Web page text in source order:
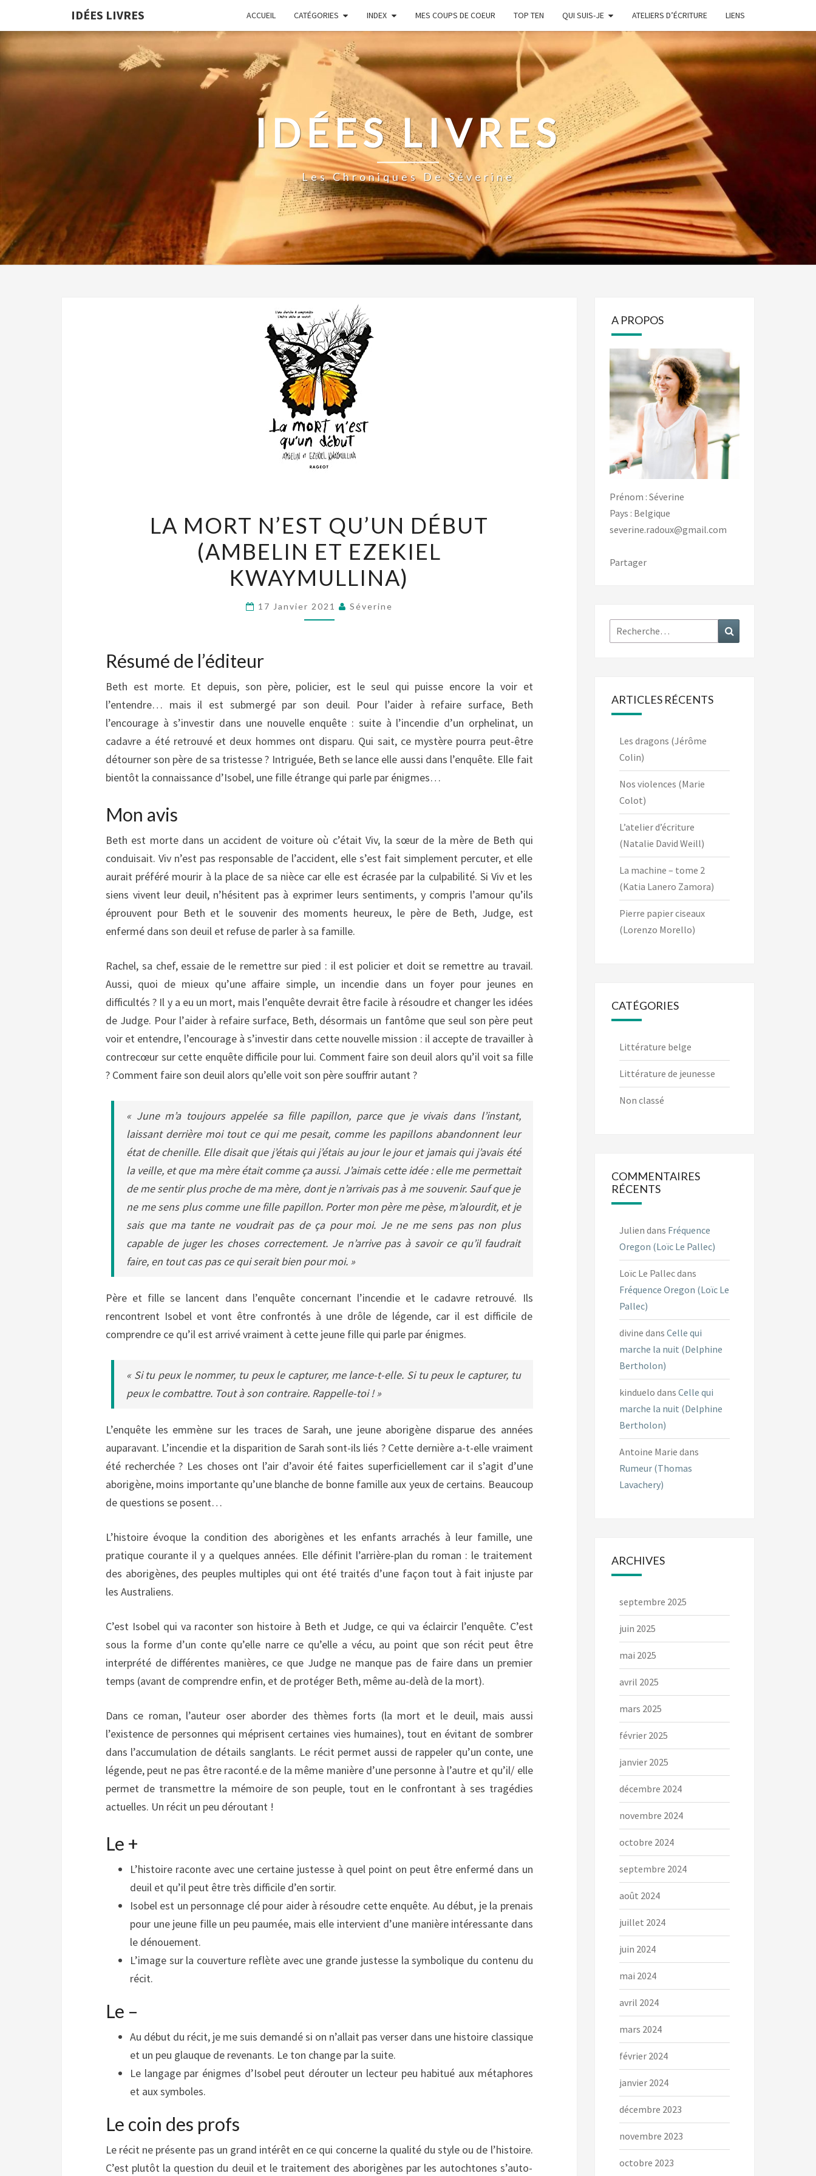
IDÉES LIVRES ACCUEIL CATÉGORIES INDEX MES COUPS DE COEUR TOP TEN QUI SUIS-JE ATELIERS D’ÉCRITURE LIENS
IDÉES LIVRES
Les Chroniques De Séverine
MORT
N’EST
QU’UN
DÉBUT
(AMBELIN
ET
LA MORT N’EST QU’UN DÉBUT
(AMBELIN ET EZEKIEL
KWAYMULLINA)
17 Janvier 2021 Séverine
Résumé de l’éditeur
Beth est morte. Et depuis, son père, policier, est le seul qui puisse encore la voir et
l’entendre… mais il est submergé par son deuil. Pour l’aider à refaire surface, Beth
l’encourage à s’investir dans une nouvelle enquête : suite à l’incendie d’un orphelinat, un
cadavre a été retrouvé et deux hommes ont disparu. Qui sait, ce mystère pourra peut-être
détourner son père de sa tristesse ? Intriguée, Beth se lance elle aussi dans l’enquête. Elle fait
bientôt la connaissance d’Isobel, une fille étrange qui parle par énigmes…
Mon avis
Beth est morte dans un accident de voiture où c’était Viv, la sœur de la mère de Beth qui
conduisait. Viv n’est pas responsable de l’accident, elle s’est fait simplement percuter, et elle
aurait préféré mourir à la place de sa nièce car elle est écrasée par la culpabilité. Si Viv et les
siens vivent leur deuil, n’hésitent pas à exprimer leurs sentiments, y compris l’amour qu’ils
éprouvent pour Beth et le souvenir des moments heureux, le père de Beth, Judge, est
enfermé dans son deuil et refuse de parler à sa famille.
Rachel, sa chef, essaie de le remettre sur pied : il est policier et doit se remettre au travail.
Aussi, quoi de mieux qu’une affaire simple, un incendie dans un foyer pour jeunes en
difficultés ? Il y a eu un mort, mais l’enquête devrait être facile à résoudre et changer les idées
de Judge. Pour l’aider à refaire surface, Beth, désormais un fantôme que seul son père peut
voir et entendre, l’encourage à s’investir dans cette nouvelle mission : il accepte de travailler à
contrecœur sur cette enquête difficile pour lui. Comment faire son deuil alors qu’il voit sa fille
? Comment faire son deuil alors qu’elle voit son père souffrir autant ?
« June m’a toujours appelée sa fille papillon, parce que je vivais dans l’instant,
laissant derrière moi tout ce qui me pesait, comme les papillons abandonnent leur
état de chenille. Elle disait que j’étais qui j’étais au jour le jour et jamais qui j’avais été
la veille, et que ma mère était comme ça aussi. J’aimais cette idée : elle me permettait
de me sentir plus proche de ma mère, dont je n’arrivais pas à me souvenir. Sauf que je
ne me sens plus comme une fille papillon. Porter mon père me pèse, m’alourdit, et je
sais que ma tante ne voudrait pas de ça pour moi. Je ne me sens pas non plus
capable de juger les choses correctement. Je n’arrive pas à savoir ce qu’il faudrait
faire, en tout cas pas ce qui serait bien pour moi. »
Père et fille se lancent dans l’enquête concernant l’incendie et le cadavre retrouvé. Ils
rencontrent Isobel et vont être confrontés à une drôle de légende, car il est difficile de
comprendre ce qu’il est arrivé vraiment à cette jeune fille qui parle par énigmes.
« Si tu peux le nommer, tu peux le capturer, me lance-t-elle. Si tu peux le capturer, tu
peux le combattre. Tout à son contraire. Rappelle-toi ! »
L’enquête les emmène sur les traces de Sarah, une jeune aborigène disparue des années
auparavant. L’incendie et la disparition de Sarah sont-ils liés ? Cette dernière a-t-elle vraiment
été recherchée ? Les choses ont l’air d’avoir été faites superficiellement car il s’agit d’une
aborigène, moins importante qu’une blanche de bonne famille aux yeux de certains. Beaucoup
de questions se posent…
L’histoire évoque la condition des aborigènes et les enfants arrachés à leur famille, une
pratique courante il y a quelques années. Elle définit l’arrière-plan du roman : le traitement
des aborigènes, des peuples multiples qui ont été traités d’une façon tout à fait injuste par
les Australiens.
C’est Isobel qui va raconter son histoire à Beth et Judge, ce qui va éclaircir l’enquête. C’est
sous la forme d’un conte qu’elle narre ce qu’elle a vécu, au point que son récit peut être
interprété de différentes manières, ce que Judge ne manque pas de faire dans un premier
temps (avant de comprendre enfin, et de protéger Beth, même au-delà de la mort).
Dans ce roman, l’auteur oser aborder des thèmes forts (la mort et le deuil, mais aussi
l’existence de personnes qui méprisent certaines vies humaines), tout en évitant de sombrer
dans l’accumulation de détails sanglants. Le récit permet aussi de rappeler qu’un conte, une
légende, peut ne pas être raconté.e de la même manière d’une personne à l’autre et qu’il/ elle
permet de transmettre la mémoire de son peuple, tout en le confrontant à ses tragédies
actuelles. Un récit un peu déroutant !
Le +
L’histoire raconte avec une certaine justesse à quel point on peut être enfermé dans un
deuil et qu’il peut être très difficile d’en sortir.
Isobel est un personnage clé pour aider à résoudre cette enquête. Au début, je la prenais
pour une jeune fille un peu paumée, mais elle intervient d’une manière intéressante dans
le dénouement.
L’image sur la couverture reflète avec une grande justesse la symbolique du contenu du
récit.
Le –
Au début du récit, je me suis demandé si on n’allait pas verser dans une histoire classique
et un peu glauque de revenants. Le ton change par la suite.
Le langage par énigmes d’Isobel peut dérouter un lecteur peu habitué aux métaphores
et aux symboles.
Le coin des profs
Le récit ne présente pas un grand intérêt en ce qui concerne la qualité du style ou de l’histoire.
C’est plutôt la question du deuil et le traitement des aborigènes par les autochtones s’auto-
A PROPOS
Prénom : Séverine
Pays : Belgique
severine.radoux@gmail.com
Partager
Rechercher :
ARTICLES RÉCENTS
Les dragons (Jérôme
Colin)
Nos violences (Marie
Colot)
L’atelier d’écriture
(Natalie David Weill)
La machine – tome 2
(Katia Lanero Zamora)
Pierre papier ciseaux
(Lorenzo Morello)
CATÉGORIES
Littérature belge
Littérature de jeunesse
Non classé
COMMENTAIRES
RÉCENTS
Julien dans Fréquence
Oregon (Loïc Le Pallec)
Loïc Le Pallecdans
Fréquence Oregon (Loïc Le
Pallec)
divine dans Celle qui
marche la nuit (Delphine
Bertholon)
kinduelo dans Celle qui
marche la nuit (Delphine
Bertholon)
Antoine Marie dans
Rumeur (Thomas
Lavachery)
ARCHIVES
septembre 2025
juin 2025
mai 2025
avril 2025
mars 2025
février 2025
janvier 2025
décembre 2024
novembre 2024
octobre 2024
septembre 2024
août 2024
juillet 2024
juin 2024
mai 2024
avril 2024
mars 2024
février 2024
janvier 2024
décembre 2023
novembre 2023
octobre 2023